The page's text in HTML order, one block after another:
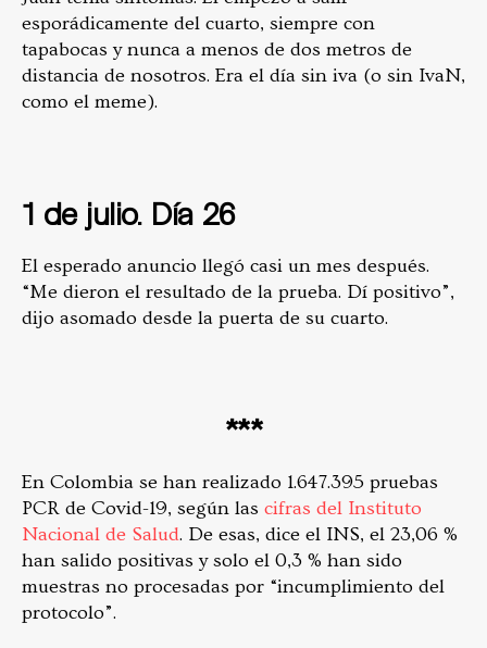
esporádicamente del cuarto, siempre con
tapabocas y nunca a menos de dos metros de
distancia de nosotros. Era el día sin iva (o sin IvaN,
como el meme).
1 de julio. Día 26
El esperado anuncio llegó casi un mes después.
“Me dieron el resultado de la prueba. Dí positivo”,
dijo asomado desde la puerta de su cuarto.
***
En Colombia se han realizado 1.647.395 pruebas
PCR de Covid-19, según las cifras del Instituto
Nacional de Salud. De esas, dice el INS, el 23,06 %
han salido positivas y solo el 0,3 % han sido
muestras no procesadas por “incumplimiento del
protocolo”.